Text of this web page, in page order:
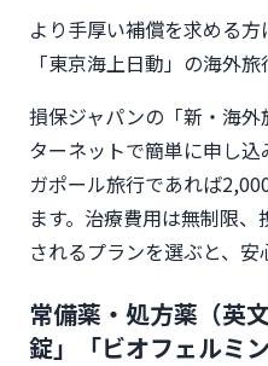
より手厚い補償を求める
「東京海上日動」の海外
損保ジャパンの「新・海
ターネットで簡単に申し
ガポール旅行であれば
ます。治療費用は無制限
されるプランを選ぶと、安
常備薬・処方薬（英
錠」「ビオフェルミ